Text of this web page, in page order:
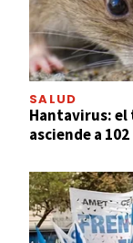
SALUD
Hantavirus: el
asciende a 102